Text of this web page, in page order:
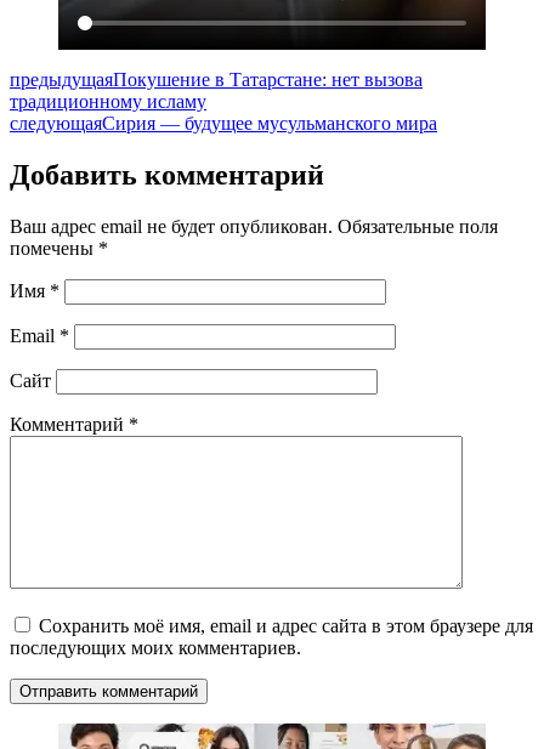
предыдущаяПокушение в Татарстане: нет вызова
традиционному исламу
следующаяСирия — будущее мусульманского мира
Добавить комментарий
Ваш адрес email не будет опубликован. Обязательные поля
помечены *
Имя *
Email *
Сайт
Комментарий *
Сохранить моё имя, email и адрес сайта в этом браузере для
последующих моих комментариев.